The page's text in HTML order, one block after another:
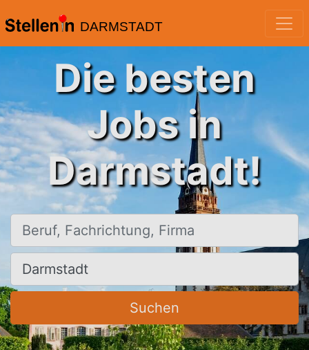
DARMSTADT
Die besten
Jobs in
Darmstadt!
Beruf, Fachrichtung, Firma
Ort, Stadt
Suchen